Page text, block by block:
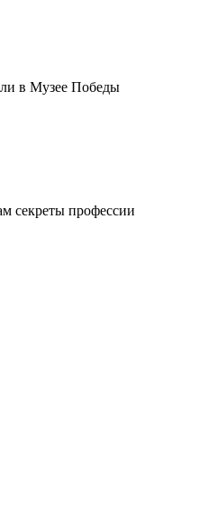
в Музее Победы
секреты профессии